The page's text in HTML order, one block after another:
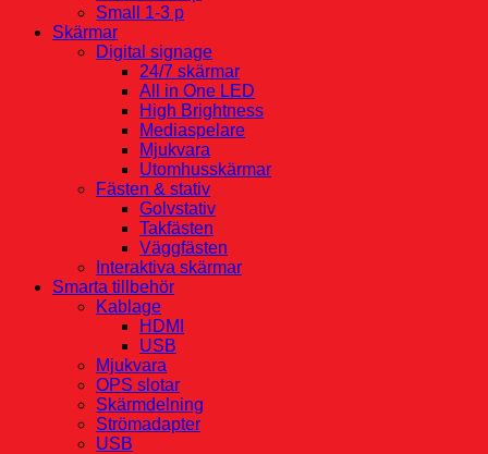
Small 1-3 p
Skärmar
Digital signage
24/7 skärmar
All in One LED
High Brightness
Mediaspelare
Mjukvara
Utomhusskärmar
Fästen & stativ
Golvstativ
Takfästen
Väggfästen
Interaktiva skärmar
Smarta tillbehör
Kablage
HDMI
USB
Mjukvara
OPS slotar
Skärmdelning
Strömadapter
USB